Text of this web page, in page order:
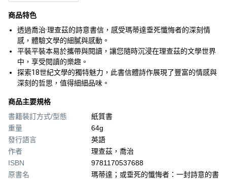
商品特色
透過喬治·理查茲的詩意書信，感受瑪蒂達垂死懺悔者的深刻情
感，體驗文學的細膩與感動。
平裝平裝本易於攜帶與閱讀，讓您隨時沉浸在理查茲的文學世界
中，享受閱讀的樂趣。
探索18世紀文學的獨特魅力，此書信體詩作展現了豐富的情感與
深刻的哲思，值得細細品味。
商品主要規格
書籍裝訂方式/型態
紙質書
重量
64g
發行語言
英語
作者
理查茲，喬治
ISBN
9781170537688
原書名
瑪蒂達；或垂死的懺悔者：一封詩意的書